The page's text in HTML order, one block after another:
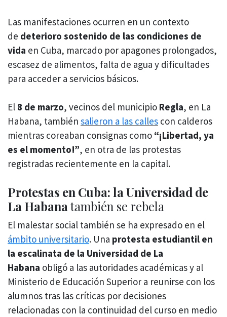
Las manifestaciones ocurren en un contexto
de deterioro sostenido de las condiciones de
vida en Cuba, marcado por apagones prolongados,
escasez de alimentos, falta de agua y dificultades
para acceder a servicios básicos.
El 8 de marzo, vecinos del municipio Regla, en La
Habana, también salieron a las calles con calderos
mientras coreaban consignas como “¡Libertad, ya
es el momento!”, en otra de las protestas
registradas recientemente en la capital.
Protestas en Cuba: la Universidad de
La Habanatambién se rebela
El malestar social también se ha expresado en el
ámbito universitario. Una protesta estudiantil en
la escalinata de la Universidad de La
Habana obligó a las autoridades académicas y al
Ministerio de Educación Superior a reunirse con los
alumnos tras las críticas por decisiones
relacionadas con la continuidad del curso en medio